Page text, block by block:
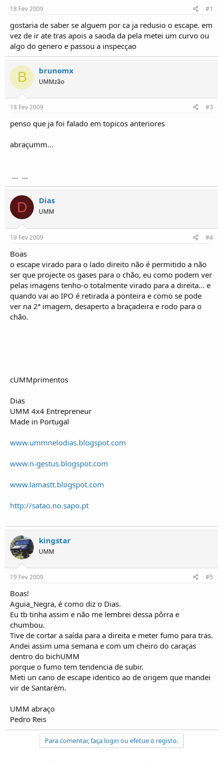
d
o
r
e
T
ó
p
s
í
i
o
18 Fev 2009 #1
gostaria de saber se alguem por ca ja redusio o escape. em
vez de ir ate tras apois a saoda da pela metei um curvo ou
algo do genero e passou a inspecçao
B brunomx
UMMzão
18 Fev 2009 #3
penso que ja foi falado em topicos anteriores
abraçumm...
... ...
D Dias
UMM
19 Fev 2009 #4
Boas
o escape virado para o lado direito não é permitido a não
ser que projecte os gases para o chão, eu como podem ver
pelas imagens tenho-o totalmente virado para a direita... e
quando vai ao IPO é retirada a ponteira e como se pode
ver na 2ª imagem, desaperto a braçadeira e rodo para o
chão.
cUMMprimentos
Dias
UMM 4x4 Entrepreneur
Made in Portugal
www.ummnelodias.blogspot.com
www.n-gestus.blogspot.com
www.lamastt.blogspot.com
http://satao.no.sapo.pt
kingstar
UMM
19 Fev 2009 #5
Boas!
Aguia_Negra, é como diz o Dias.
Eu tb tinha assim e não me lembrei dessa pôrra e
chumbou.
Tive de cortar a saída para a direita e meter fumo para tras.
Andei assim uma semana e com um cheiro do caraças
dentro do bichUMM
porque o fumo tem tendencia de subir.
Meti un cano de escape identico ao de origem que mandei
vir de Santarém.
UMM abraço
Pedro Reis
Para comentar, faça login ou efetue o registo.